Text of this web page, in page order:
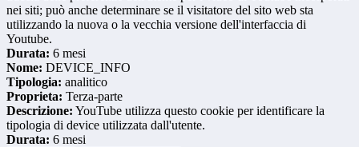
nei siti; può anche determinare se il visitatore del sito web sta
utilizzando la nuova o la vecchia versione dell'interfaccia di
Youtube.
Durata: 6 mesi
Nome: DEVICE_INFO
Tipologia: analitico
Proprieta: Terza-parte
Descrizione: YouTube utilizza questo cookie per identificare la
tipologia di device utilizzata dall'utente.
Durata: 6 mesi